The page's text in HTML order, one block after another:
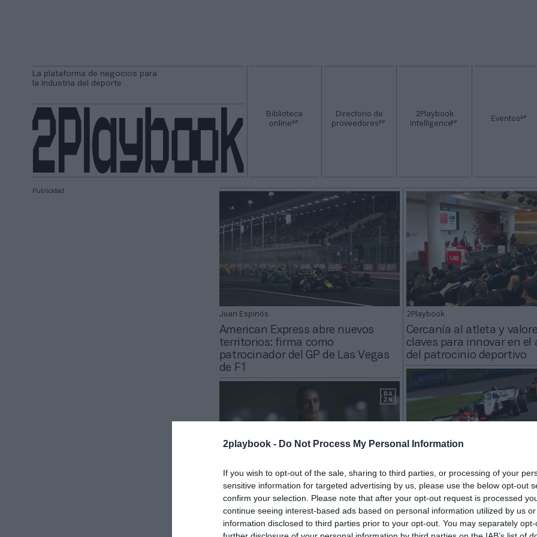
2playbook - Do Not Process My Personal Information
If you wish to opt-out of the sale, sharing to third parties, or processing of your
sensitive information for targeted advertising by us, please use the below opt-out
confirm your selection. Please note that after your opt-out request is processed
continue seeing interest-based ads based on personal information utilized by us
information disclosed to third parties prior to your opt-out. You may separately
La plataforma de negocios para
la industria del deporte
Biblioteca
online2P
Directorio de
proveedores2P
2Playbook
Intelligence2P Eventos2P
Publicidad
Juan Espinós
American Express abre nuevos
territorios: firma como
patrocinador del GP de Las Vegas
de F1
2Playbook
Dazn amplía su presencia en el
fútbol femenino y emitirá la
2Playbook
Cercanía al atleta y
claves para innovar en el
del patrocinio deportivo
2Playbook
Liberty coloca la
la F1 femenina en 100
repetirá con Dazn en